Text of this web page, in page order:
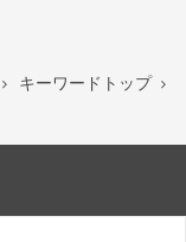
 キーワードトップ 